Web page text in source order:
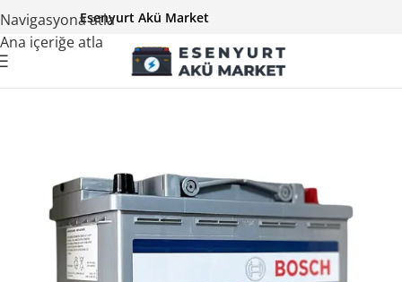
Navigasyona atla
Ana içeriğe atla
Esenyurt Akü Market